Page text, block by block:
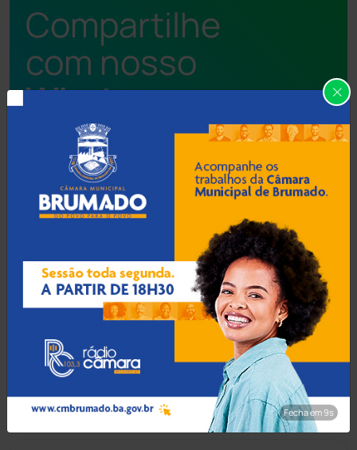
Compartilhe
com nosso
Whatsapp
99968-1705
Jogue com responsabilidade. 18+
Fecha em 8s